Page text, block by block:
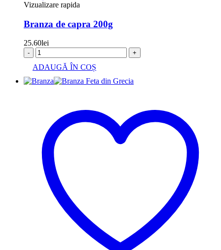
Vizualizare rapida
Branza de capra 200g
25.60lei
- +
ADAUGĂ ÎN COȘ